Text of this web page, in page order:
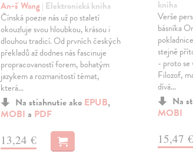
An-š' Wang| Elektronická kniha
Čínská poezie nás už po staletí
okouzluje svou hloubkou, krásou i
dlouhou tradicí. Od prvních českých
překladů až dodnes nás fascinuje
propracovaností forem, bohatým
jazykem a rozmanitostí témat,
která…
Na stiahnutie ako EPUB,
MOBI a PDF
13,24 €
kniha
Verše
básníka
stejně
- proto se
Filozof,
dívá…
Na
MOBI
15,47 €